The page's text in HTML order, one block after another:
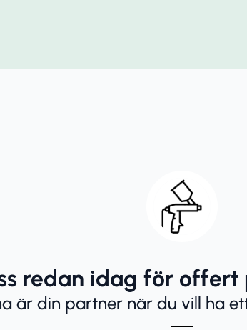
redan idag för
är din partner när du vill ha